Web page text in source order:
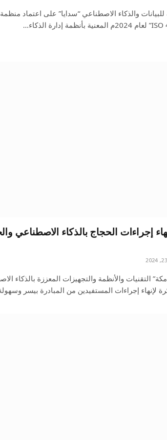
والذكاء الاصطناعي “سدايا” على اعتماد منظمة
إجراءات الحجاج بالذكاء الاصطناعي
التقنيات والأنظمة والتجهيزات المعززة بالذكاء
لإنهاء إجراءات المستفيدين من المبادرة بيسر